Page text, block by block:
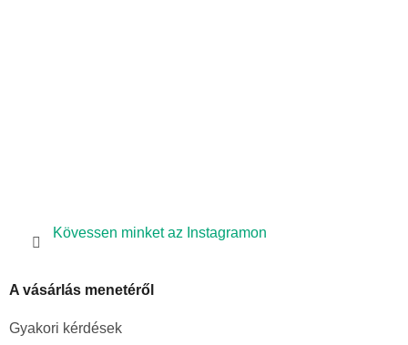
Kövessen minket az Instagramon
A vásárlás menetéről
Gyakori kérdések